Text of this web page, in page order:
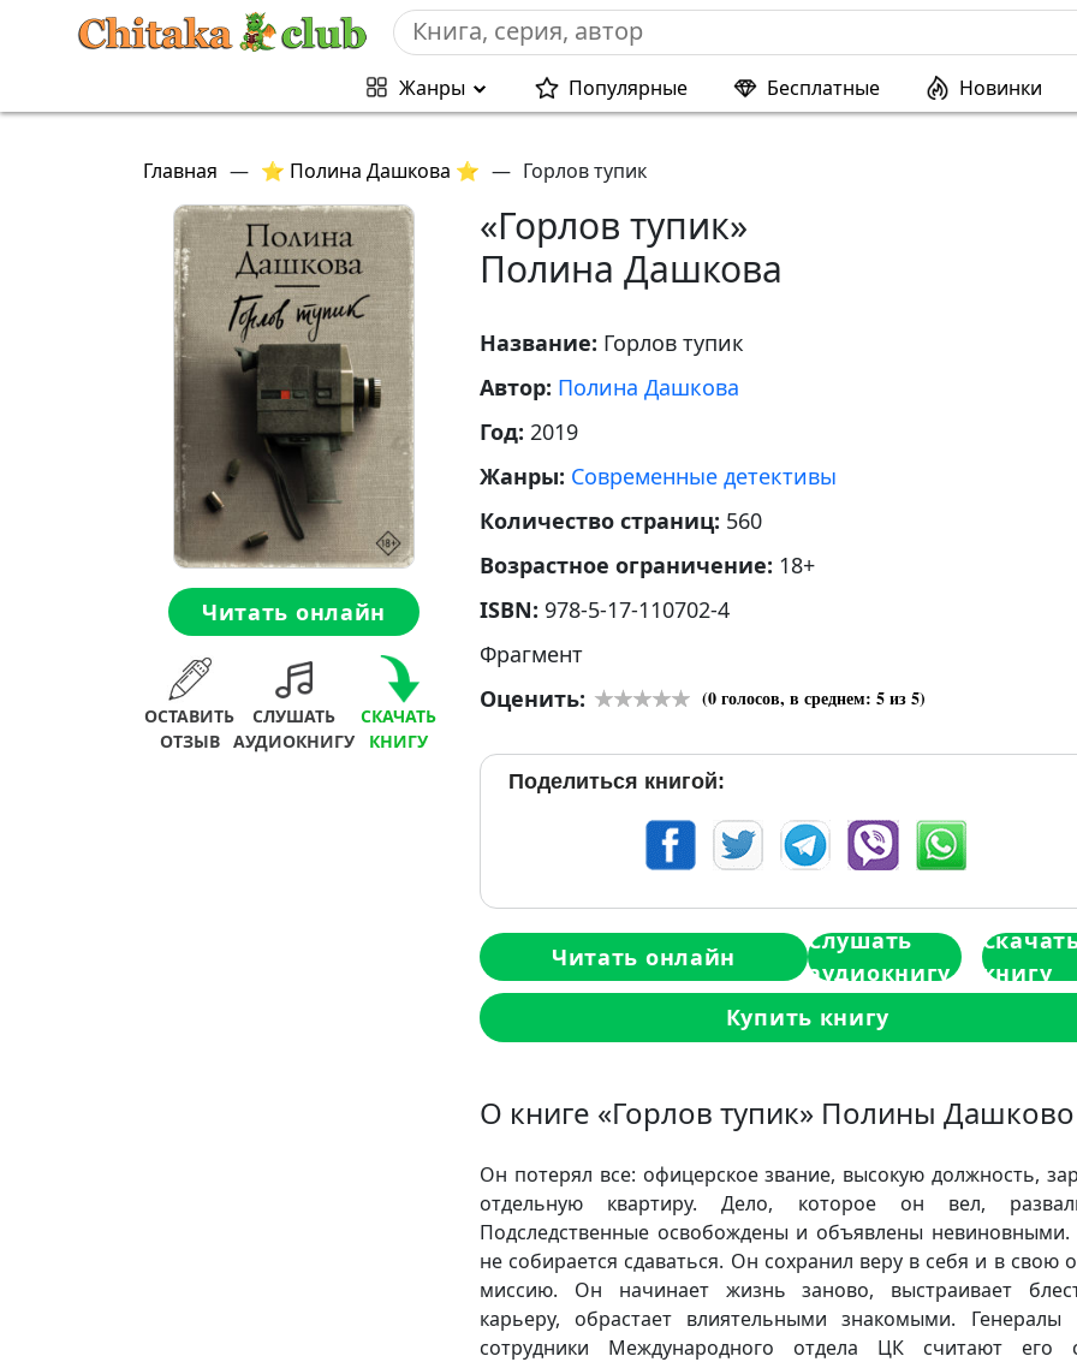
Жанры Популярные Бесплатные Новинки
Главная — ⭐ Полина Дашкова ⭐ — Горлов тупик
Читать онлайн
ОСТАВИТЬ
ОТЗЫВ
СЛУШАТЬ
АУДИОКНИГУ
СКАЧАТЬ
КНИГУ
«Горлов тупик»
Полина Дашкова
Название: Горлов тупик
Автор: Полина Дашкова
Год: 2019
Жанры: Современные детективы
Количество страниц: 560
Возрастное ограничение: 18+
ISBN: 978-5-17-110702-4
Фрагмент
Оценить:
(0голосов, в среднем: 5из 5)
Поделиться книгой:
Читать онлайн
Слушать
аудиокнигу
книгу
Купить книгу
О книге «Горлов тупик» Полины
Он потерял все: офицерское звание, высокую должность,
отдельную квартиру. Дело, которое он вел,
Подследственные освобождены и объявлены
не собирается сдаваться. Он сохранил веру в себя и в свою
миссию. Он начинает жизнь заново, выстраивает
карьеру, обрастает влиятельными знакомыми.
сотрудники Международного отдела ЦК считают его